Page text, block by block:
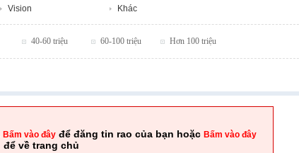
Vision Khác
40-60 triệu 60-100 triệu Hơn 100 triệu
Bấm vào đâyđể đăng tin rao của bạn hoặc Bấm vào đây
để về trang chủ